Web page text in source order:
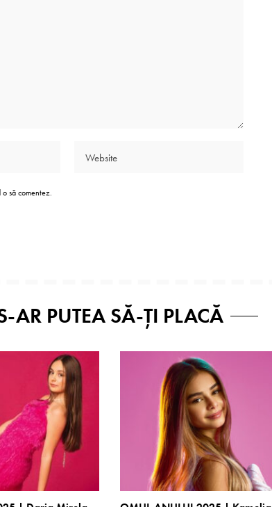
să comentez.
AR PUTEA SĂ-ȚI PLACĂ